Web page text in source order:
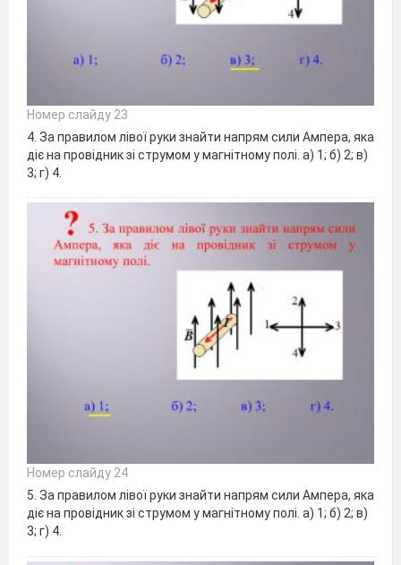
Номер слайду 23
4. За правилом лівої руки знайти напрям сили Ампера, яка
діє на провідник зі струмом у магнітному полі. а) 1; б) 2; в)
3; г) 4.
Номер слайду 24
5. За правилом лівої руки знайти напрям сили Ампера, яка
діє на провідник зі струмом у магнітному полі. а) 1; б) 2; в)
3; г) 4.